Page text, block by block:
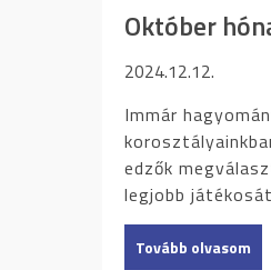
Október
2024.12.12.
Immár
edzők
legjobb
Tovább olvasom